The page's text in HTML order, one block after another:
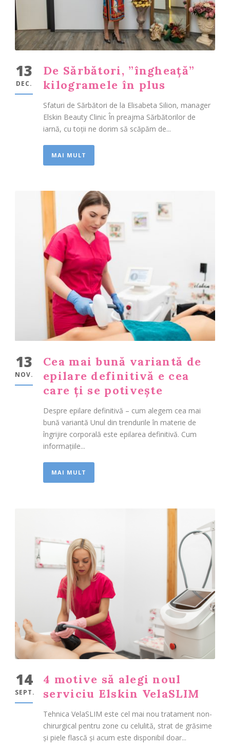
13
DEC.
De Sărbători, ”îngheață”
kilogramele în plus
Sfaturi de Sărbători de la Elisabeta Silion, manager
Elskin Beauty Clinic În preajma Sărbătorilor de
iarnă, cu toții ne dorim să scăpăm de...
MAI MULT
13
NOV.
Cea mai bună variantă de
epilare definitivă e cea
care ți se potivește
Despre epilare definitivă – cum alegem cea mai
bună variantă Unul din trendurile în materie de
îngrijire corporală este epilarea definitivă. Cum
informațiile...
MAI MULT
14
SEPT.
4 motive să alegi noul
serviciu Elskin VelaSLIM
Tehnica VelaSLIM este cel mai nou tratament non-
chirurgical pentru zone cu celulită, strat de grăsime
și piele flască și acum este disponibil doar...